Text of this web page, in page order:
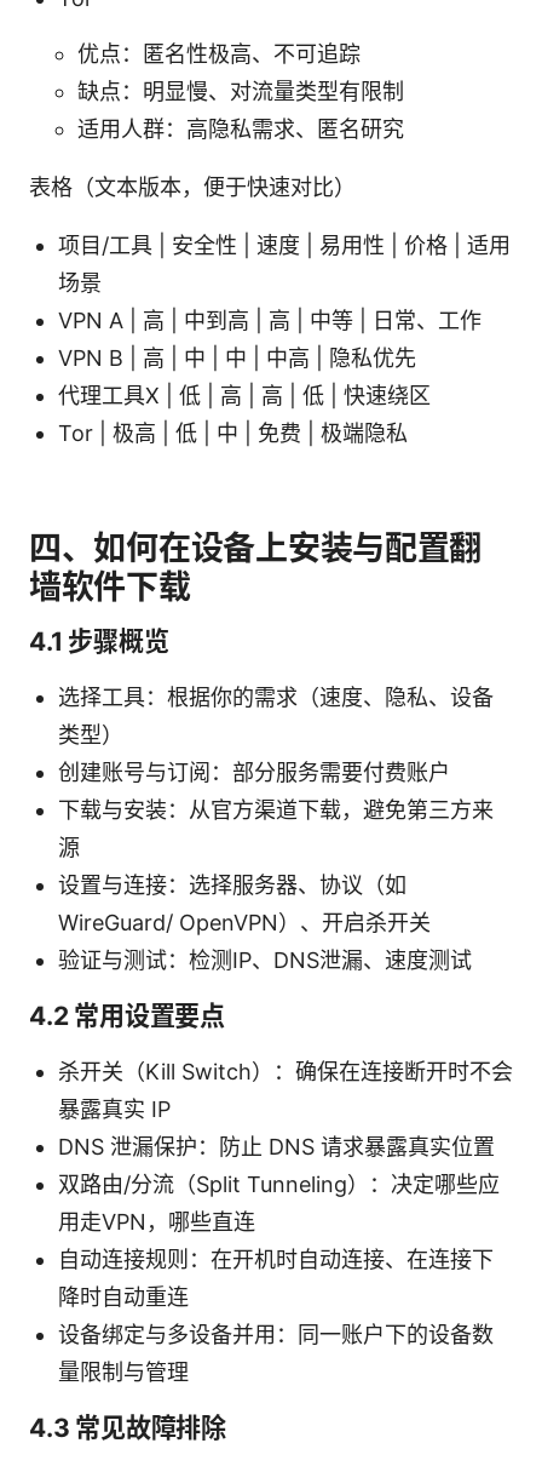
优点：匿名性极高、不可追踪
缺点：明显慢、对流量类型有限制
适用人群：高隐私需求、匿名研究
表格（文本版本，便于快速对比）
项目/工具 | 安全性 | 速度 | 易用性 | 价格 | 适用
场景
VPN A | 高 | 中到高 | 高 | 中等 | 日常、工作
VPN B | 高 | 中 | 中 | 中高 | 隐私优先
代理工具X | 低 | 高 | 高 | 低 | 快速绕区
Tor | 极高 | 低 | 中 | 免费 | 极端隐私
四、如何在设备上安装与配置翻
墙软件下载
4.1 步骤概览
选择工具：根据你的需求（速度、隐私、设备
类型）
创建账号与订阅：部分服务需要付费账户
下载与安装：从官方渠道下载，避免第三方来
源
设置与连接：选择服务器、协议（如
WireGuard/ OpenVPN）、开启杀开关
验证与测试：检测IP、DNS泄漏、速度测试
4.2 常用设置要点
杀开关（Kill Switch）：确保在连接断开时不会
暴露真实 IP
DNS 泄漏保护：防止 DNS 请求暴露真实位置
双路由/分流（Split Tunneling）：决定哪些应
用走VPN，哪些直连
自动连接规则：在开机时自动连接、在连接下
降时自动重连
设备绑定与多设备并用：同一账户下的设备数
量限制与管理
4.3 常见故障排除